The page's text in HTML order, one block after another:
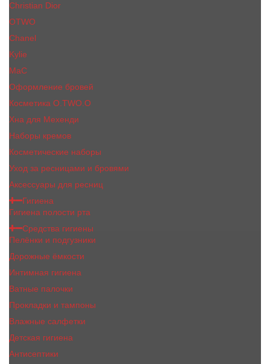
Christian Dior
OTWO
Сhanеl
Kylie
MaC
Оформление бровей
Косметика O.TWO.O
Хна для Мехенди
Наборы кремов
Косметические наборы
Уход за ресницами и бровями
Аксессуары для ресниц
Гигиена
Гигиена полости рта
Средства гигиены
Пелёнки и подгузники
Дорожные ёмкости
Интимная гигиена
Ватные палочки
Прокладки и тампоны
Влажные салфетки
Детская гигиена
Антисептики